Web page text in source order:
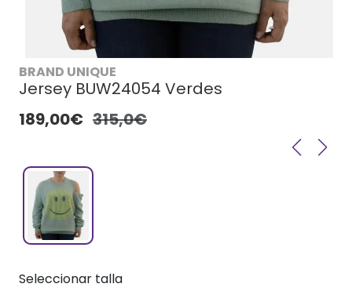
BRAND UNIQUE
Jersey BUW24054 Verdes
189,00€ 315,0€
Seleccionar talla